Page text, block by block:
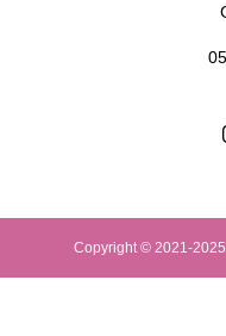
Copyright © 2021-